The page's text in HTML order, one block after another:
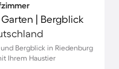
| Bergblick
Bergblick in Riedenburg
Ihrem Haustier